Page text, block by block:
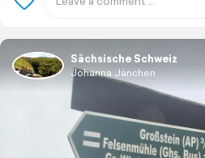
Sächsische Schweiz
Johanna Jänchen